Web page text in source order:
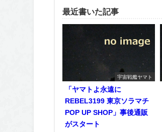
最近書いた記事
宇宙戦艦ヤマト
「ヤマトよ永遠に
REBEL3199 東京ソラマチ
POP UP SHOP」事後通販
がスタート